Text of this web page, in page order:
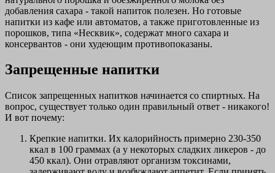
добавления сахара - такой напиток полезен. Но готовые
напитки из кафе или автоматов, а также приготовленные из
порошков, типа «Несквик», содержат много сахара и
консервантов - они худеющим противопоказаны.
Запрещенные напитки
Список запрещенных напитков начинается со спиртных. На
вопрос, существует только один правильный ответ - никакого!
И вот почему:
Крепкие напитки. Их калорийность примерно 230-350
ккал в 100 граммах (а у некоторых сладких ликеров - до
450 ккал). Они отравляют организм токсинами,